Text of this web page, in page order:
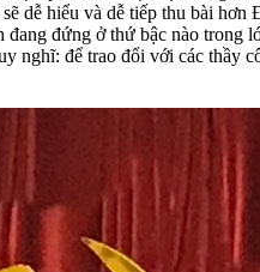
dễ hiểu và dễ tiếp thu bài hơn
đang đứng ở thứ bậc nào trong
nghĩ: để trao đổi với các thầy